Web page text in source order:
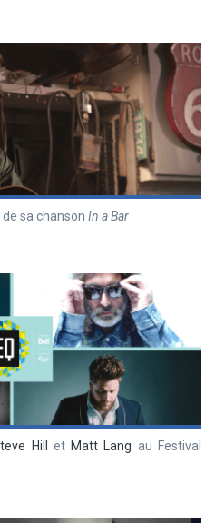
sa chanson In a Bar
Hill et Matt Lang au Festival